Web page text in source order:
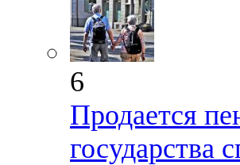
6
Продается
государства